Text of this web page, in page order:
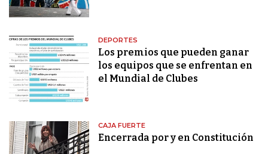
DEPORTES
Los premios que pueden ganar
los equipos que se enfrentan en
el Mundial de Clubes
CAJA FUERTE
Encerrada por y en Constitución